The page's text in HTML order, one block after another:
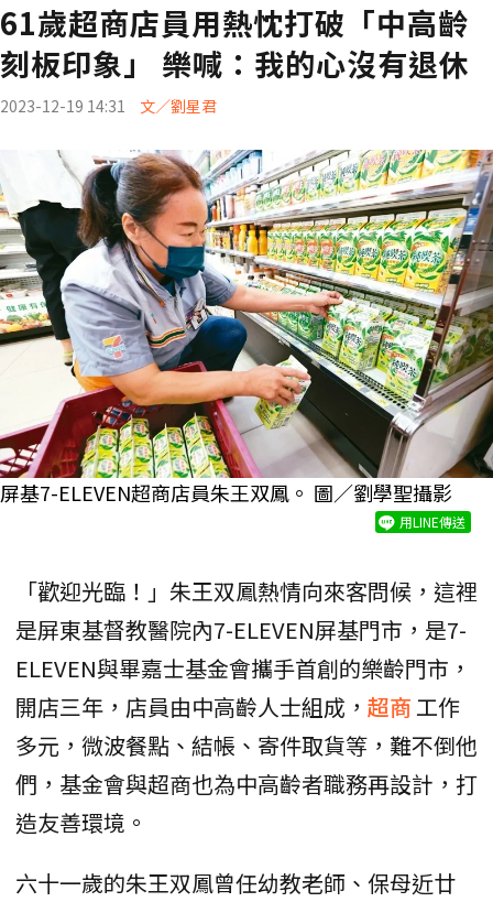
61歲超商店員用熱忱打破「中高齡
刻板印象」 樂喊：我的心沒有退休
2023-12-19 14:31 文／劉星君
屏基7-ELEVEN超商店員朱王双鳳。 圖／劉學聖攝影
用LINE傳送
「歡迎光臨！」朱王双鳳熱情向來客問候，這裡
是屏東基督教醫院內7-ELEVEN屏基門市，是7-
ELEVEN與畢嘉士基金會攜手首創的樂齡門市，
開店三年，店員由中高齡人士組成， 超商 工作
多元，微波餐點、結帳、寄件取貨等，難不倒他
們，基金會與超商也為中高齡者職務再設計，打
造友善環境。
六十一歲的朱王双鳳曾任幼教老師、保母近廿